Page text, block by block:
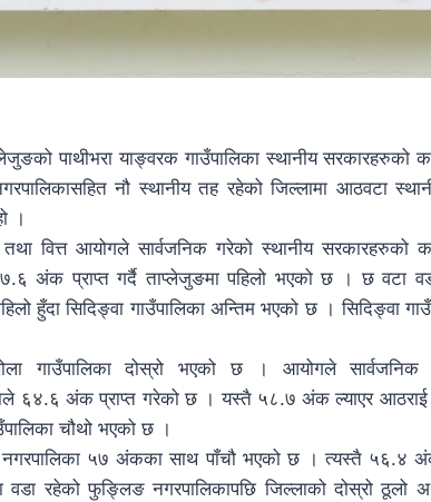
पाथीभरा याङ्वरक गाउँपालिका स्थानीय सरकारहरुको
नौ स्थानीय तह रहेको जिल्लामा आठवटा
।
वित्त आयोगले सार्वजनिक गरेको स्थानीय सरकारहरुको
अंक प्राप्त गर्दै ताप्लेजुङमा पहिलो भएको छ । छ वटा
हुँदा सिदिङ्वा गाउँपालिका अन्तिम भएको छ । सिदिङ्वा
गाउँपालिका दोस्रो भएको छ । आयोगले सार्वजनिक
६४.६ अंक प्राप्त गरेको छ । यस्तै ५८.७ अंक ल्याएर आठराई
चौथो भएको छ ।
५७ अंकका साथ पाँचौ भएको छ । त्यस्तै ५६.४ अंक
रहेको फुङ्लिङ नगरपालिकापछि जिल्लाको दोस्रो ठूलो